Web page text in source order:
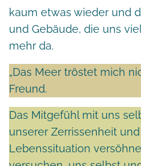
kaum etwas wieder und
und Gebäude, die uns
mehr da.
„Das Meer tröstet mich
Freund.
Das Mitgefühl mit uns
unserer Zerrissenheit
Lebenssituation